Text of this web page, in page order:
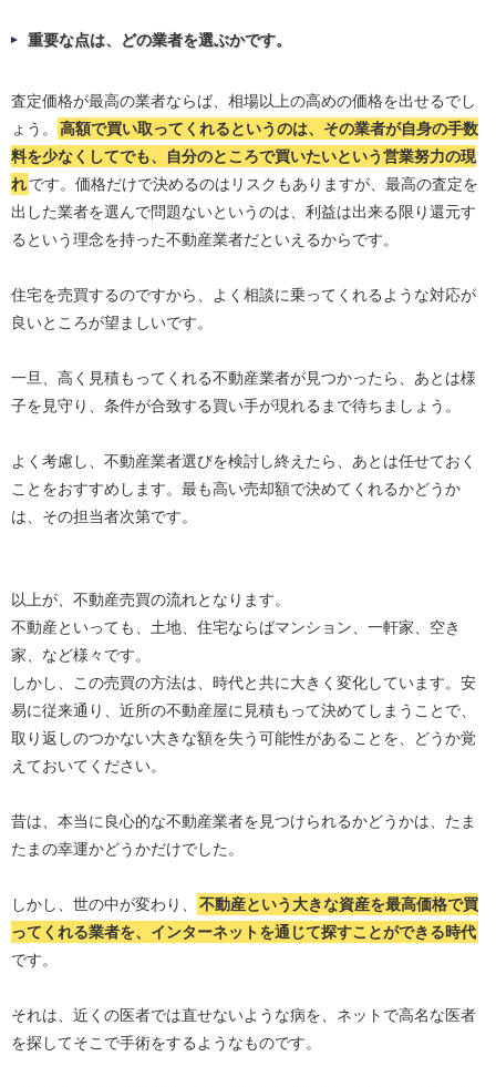
重要な点は、どの業者を選ぶかです。
査定価格が最高の業者ならば、相場以上の高めの価格を出せるでし
ょう。
高額で買い取ってくれるというのは、その業者が自身の手数
料を少なくしてでも、自分のところで買いたいという営業努力の現
れです。価格だけで決めるのはリスクもありますが、最高の査定を
出した業者を選んで問題ないというのは、利益は出来る限り還元す
るという理念を持った不動産業者だといえるからです。
住宅を売買するのですから、よく相談に乗ってくれるような対応が
良いところが望ましいです。
一旦、高く見積もってくれる不動産業者が見つかったら、あとは様
子を見守り、条件が合致する買い手が現れるまで待ちましょう。
よく考慮し、不動産業者選びを検討し終えたら、あとは任せておく
ことをおすすめします。最も高い売却額で決めてくれるかどうか
は、その担当者次第です。
以上が、不動産売買の流れとなります。
不動産といっても、土地、住宅ならばマンション、一軒家、空き
家、など様々です。
しかし、この売買の方法は、時代と共に大きく変化しています。安
易に従来通り、近所の不動産屋に見積もって決めてしまうことで、
取り返しのつかない大きな額を失う可能性があることを、どうか覚
えておいてください。
昔は、本当に良心的な不動産業者を見つけられるかどうかは、たま
たまの幸運かどうかだけでした。
しかし、世の中が変わり、
不動産という大きな資産を最高価格で買
ってくれる業者を、インターネットを通じて探すことができる時代
です。
それは、近くの医者では直せないような病を、ネットで高名な医者
を探してそこで手術をするようなものです。